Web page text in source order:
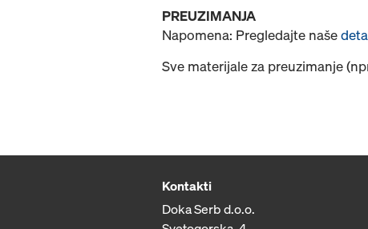
PREUZIMANJA
Napomena: Pregledajte naše
Sve materijale za preuzimanje
Kontakti
Doka Serb d.o.o.